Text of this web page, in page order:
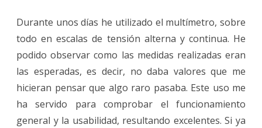
Durante unos días he utilizado el multímetro, sobre
todo en escalas de tensión alterna y continua. He
podido observar como las medidas realizadas eran
las esperadas, es decir, no daba valores que me
hicieran pensar que algo raro pasaba. Este uso me
ha servido para comprobar el funcionamiento
general y la usabilidad, resultando excelentes. Si ya